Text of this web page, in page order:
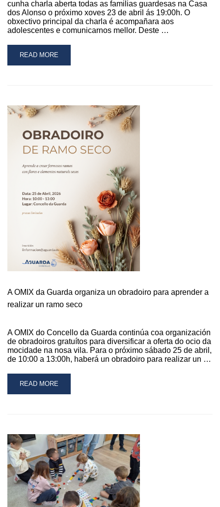
cunha charla aberta todas as familias guardesas na Casa
dos Alonso o próximo xoves 23 de abril ás 19:00h. O
obxectivo principal da charla é acompañara aos
adolescentes e comunicarnos mellor. Deste …
READ
MORE
SAUDABLEMENTE”
CUNHA
PARA
FAMILIAS
A
SAÚDE
MENTAL
ADOLESCENCIA
READ MORE
A OMIX da Guarda organiza un obradoiro para aprender a
realizar un ramo seco
A OMIX do Concello da Guarda continúa coa organización
de obradoiros gratuítos para diversificar a oferta do ocio da
mocidade na nosa vila. Para o próximo sábado 25 de abril,
de 10:00 a 13:00h, haberá un obradoiro para realizar un …
READ
MORE
DA
GUARDA
ORGANIZA
UN
OBRADOIRO
PARA
APRENDER
READ MORE